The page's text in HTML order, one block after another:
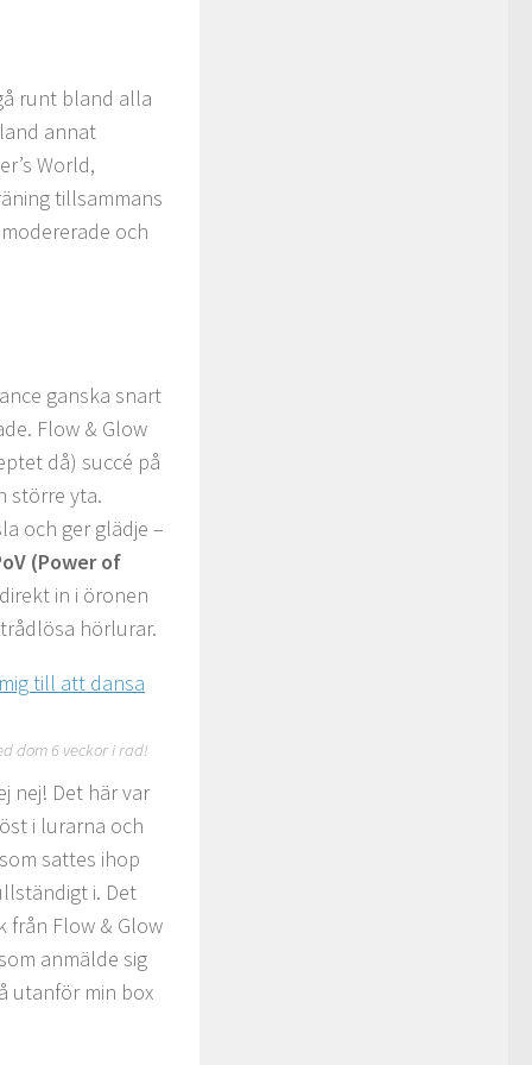
runt bland alla
annat
World,
tillsammans
och
ganska snart
Flow & Glow
då) succé på
större yta.
och ger glädje –
(Power of
in i öronen
hörlurar.
dom 6 veckor i rad!
nej! Det här var
i lurarna och
sattes ihop
i. Det
från Flow & Glow
anmälde sig
utanför min box